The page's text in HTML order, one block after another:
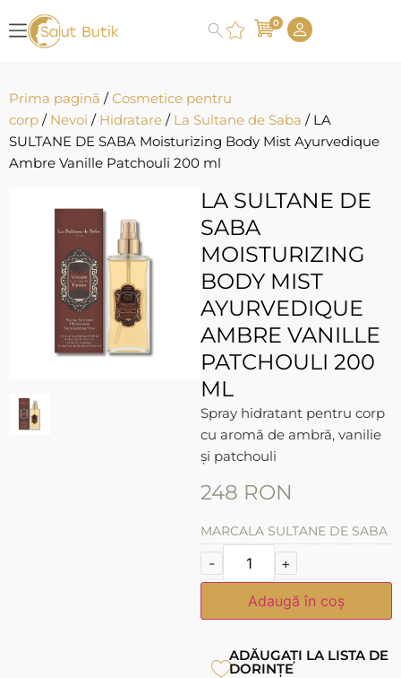
0
Prima pagină /Cosmetice pentru
corp / Nevoi / Hidratare / La Sultane de Saba / LA
SULTANE DE SABA Moisturizing Body Mist Ayurvedique
Ambre Vanille Patchouli 200 ml
LA SULTANE DE
SABA
MOISTURIZING
BODY MIST
AYURVEDIQUE
AMBRE VANILLE
PATCHOULI 200
ML
Spray hidratant pentru corp
cu aromă de ambră, vanilie
și patchouli
248 RON
MARCALA SULTANE DE SABA
- +
Adaugă în coș
ADĂUGAȚI LA LISTA DE
DORINȚE